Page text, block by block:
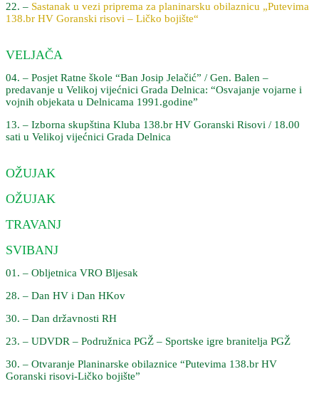
22. – Sastanak u vezi priprema za planinarsku obilaznicu „Putevima
138.br HV Goranski risovi – Ličko bojište“
VELJAČA
04. – Posjet Ratne škole “Ban Josip Jelačić” / Gen. Balen –
predavanje u Velikoj vijećnici Grada Delnica: “Osvajanje vojarne i
vojnih objekata u Delnicama 1991.godine”
13. – Izborna skupština Kluba 138.br HV Goranski Risovi / 18.00
sati u Velikoj vijećnici Grada Delnica
OŽUJAK
OŽUJAK
TRAVANJ
SVIBANJ
01. – Obljetnica VRO Bljesak
28. – Dan HV i Dan HKov
30. – Dan državnosti RH
23. – UDVDR – Podružnica PGŽ – Sportske igre branitelja PGŽ
30. – Otvaranje Planinarske obilaznice “Putevima 138.br HV
Goranski risovi-Ličko bojište”